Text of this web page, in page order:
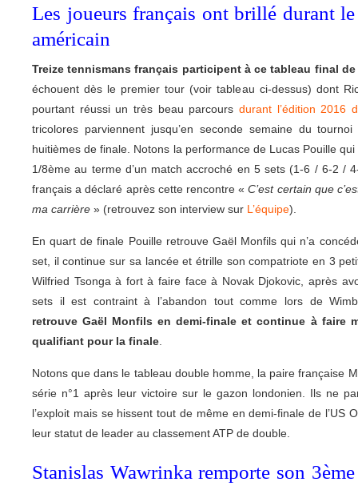
Les joueurs français ont brillé durant
américain
Treize tennismans français participent à ce tableau final de
échouent dès le premier tour (voir tableau ci-dessus) dont
pourtant réussi un très beau parcours durant l’édition 2016
tricolores parviennent jusqu’en seconde semaine du
huitièmes de finale. Notons la performance de Lucas Pouille
1/8ème au terme d’un match accroché en 5 sets (1-6 / 6-2 /
français a déclaré après cette rencontre «C’est certain que
ma carrière » (retrouvez son interview sur L’équipe).
En quart de finale Pouille retrouve Gaël Monfils qui n’a
set, il continue sur sa lancée et étrille son compatriote en 3
Wilfried Tsonga à fort à faire face à Novak Djokovic, après
sets il est contraint à l’abandon tout comme lors de
retrouve Gaël Monfils en demi-finale et continue à faire
qualifiant pour la finale
Notons que dans le tableau double homme, la paire française
série n°1 après leur victoire sur le gazon londonien. Ils ne
l’exploit mais se hissent tout de même en demi-finale de l’US
leur statut de leader au classement ATP de double.
Stanislas Wawrinka remporte son